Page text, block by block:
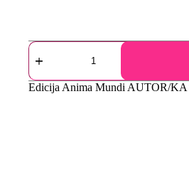
Edicija Anima Mundi AUTOR/KA